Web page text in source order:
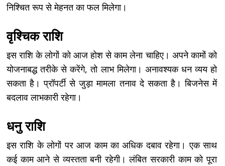
निश्चित रूप से मेहनत का फल मिलेगा।
वृश्चिक राशि
इस राशि के लोगों को आज होश से काम लेना चाहिए। अपने कामों को
योजनाबद्ध तरीके से करेंगे, तो लाभ मिलेगा। अनावश्यक धन व्यय हो
सकता है। प्रॉपर्टी से जुड़ा मामला तनाव दे सकता है। बिजनेस में
बदलाव लाभकारी रहेगा।
धनु राशि
इस राशि के लोगों पर आज काम का अधिक दबाव रहेगा। एक साथ
कई काम आने से व्यस्तता बनी रहेगी। लंबित सरकारी काम को पूरा